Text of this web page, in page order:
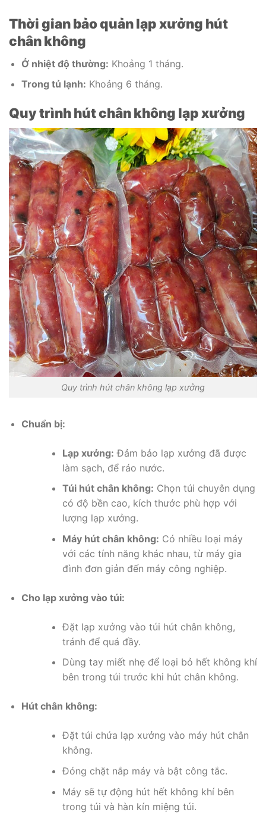
Thời gian bảo quản lạp xưởng hút
chân không
Ở nhiệt độ thường: Khoảng 1 tháng.
Trong tủ lạnh: Khoảng 6 tháng.
Quy trình hút chân không lạp xưởng
Quy trình hút chân không lạp xưởng
Chuẩn bị:
Lạp xưởng: Đảm bảo lạp xưởng đã được
làm sạch, để ráo nước.
Túi hút chân không: Chọn túi chuyên dụng
có độ bền cao, kích thước phù hợp với
lượng lạp xưởng.
Máy hút chân không: Có nhiều loại máy
với các tính năng khác nhau, từ máy gia
đình đơn giản đến máy công nghiệp.
Cho lạp xưởng vào túi:
Đặt lạp xưởng vào túi hút chân không,
tránh để quá đầy.
Dùng tay miết nhẹ để loại bỏ hết không khí
bên trong túi trước khi hút chân không.
Hút chân không:
Đặt túi chứa lạp xưởng vào máy hút chân
không.
Đóng chặt nắp máy và bật công tắc.
Máy sẽ tự động hút hết không khí bên
trong túi và hàn kín miệng túi.